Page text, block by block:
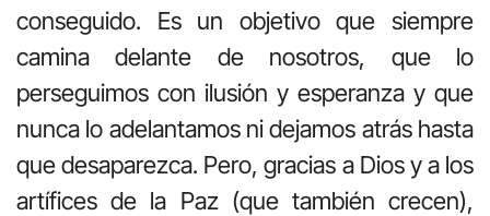
conseguido. Es un objetivo que siempre
camina delante de nosotros, que lo
perseguimos con ilusión y esperanza y que
nunca lo adelantamos ni dejamos atrás hasta
que desaparezca. Pero, gracias a Dios y a los
artífices de la Paz (que también crecen),